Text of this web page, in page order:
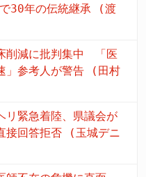
30年の伝統継承 (渡
削減に批判集中 「医
」参考人が警告 (田村
リ緊急着陸、県議会が
接回答拒否 (玉城デニ